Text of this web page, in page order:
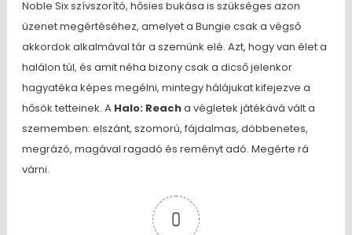
Noble Six szívszorító, hősies bukása is szükséges azon
üzenet megértéséhez, amelyet a Bungie csak a végső
akkordok alkalmával tár a szemünk elé. Azt, hogy van élet a
halálon túl, és amit néha bizony csak a dicső jelenkor
hagyatéka képes megélni, mintegy hálájukat kifejezve a
hősök tetteinek. A Halo: Reacha végletek játékává vált a
szememben: elszánt, szomorú, fájdalmas, döbbenetes,
megrázó, magával ragadó és reményt adó. Megérte rá
várni.
0